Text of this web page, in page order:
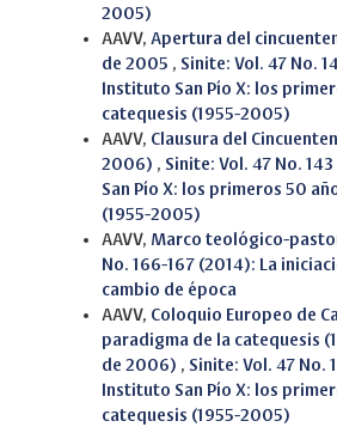
2005)
AAVV, Apertura del
de 2005 , Sinite: Vol. 47 No.
Instituto San Pío X: los
catequesis (1955-2005)
AAVV, Clausura del
2006) , Sinite: Vol. 47 No.
San Pío X: los primeros 50
(1955-2005)
AAVV, Marco teológico-
No. 166-167 (2014): La
cambio de época
AAVV, Coloquio Europeo de
paradigma de la catequesis
de 2006) , Sinite: Vol. 47 No.
Instituto San Pío X: los
catequesis (1955-2005)